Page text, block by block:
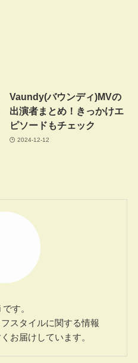
Vaundy(バウンディ)MVの
出演者まとめ！きっかけエ
ピソードもチェック
2024-12-12
す。
スタイルに関する情報
お届けしています。